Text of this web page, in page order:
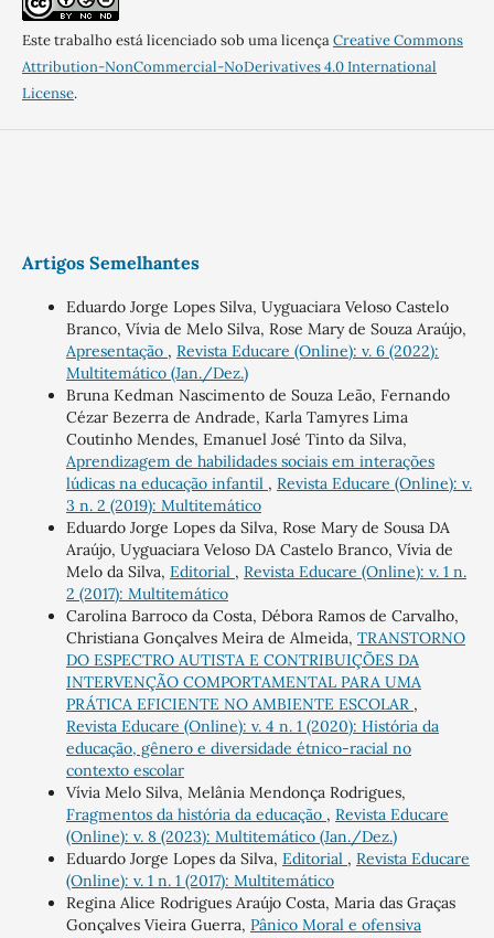
Este trabalho está licenciado sob uma licençaCreative Commons
Attribution-NonCommercial-NoDerivatives 4.0 International
License.
Artigos Semelhantes
Eduardo Jorge Lopes Silva, Uyguaciara Veloso Castelo
Branco, Vívia de Melo Silva, Rose Mary de Souza Araújo,
Apresentação , Revista Educare (Online): v. 6 (2022):
Multitemático (Jan./Dez.)
Bruna Kedman Nascimento de Souza Leão, Fernando
Cézar Bezerra de Andrade, Karla Tamyres Lima
Coutinho Mendes, Emanuel José Tinto da Silva,
Aprendizagem de habilidades sociais em interações
lúdicas na educação infantil , Revista Educare (Online): v.
3 n. 2 (2019): Multitemático
Eduardo Jorge Lopes da Silva, Rose Mary de Sousa DA
Araújo, Uyguaciara Veloso DA Castelo Branco, Vívia de
Melo da Silva, Editorial , Revista Educare (Online): v. 1 n.
2 (2017): Multitemático
Carolina Barroco da Costa, Débora Ramos de Carvalho,
Christiana Gonçalves Meira de Almeida, TRANSTORNO
DO ESPECTRO AUTISTA E CONTRIBUIÇÕES DA
INTERVENÇÃO COMPORTAMENTAL PARA UMA
PRÁTICA EFICIENTE NO AMBIENTE ESCOLAR ,
Revista Educare (Online): v. 4 n. 1 (2020): História da
educação, gênero e diversidade étnico-racial no
contexto escolar
Vívia Melo Silva, Melânia Mendonça Rodrigues,
Fragmentos da história da educação , Revista Educare
(Online): v. 8 (2023): Multitemático (Jan./Dez.)
Eduardo Jorge Lopes da Silva, Editorial , Revista Educare
(Online): v. 1 n. 1 (2017): Multitemático
Regina Alice Rodrigues Araújo Costa, Maria das Graças
Gonçalves Vieira Guerra, Pânico Moral e ofensiva